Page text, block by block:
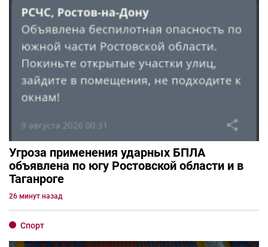
Угроза применения ударных БПЛА
объявлена по югу Ростовской области и в
Таганроге
26 минут назад
Спорт